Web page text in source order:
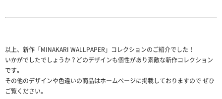
以上、新作「MINAKARI WALLPAPER」コレクションのご紹介でした！
いかがでしたでしょうか？どのデザインも個性があり素敵な新作コレクション
です。
その他のデザインや色違いの商品はホームページに掲載しておりますので ぜひ
ご覧ください。